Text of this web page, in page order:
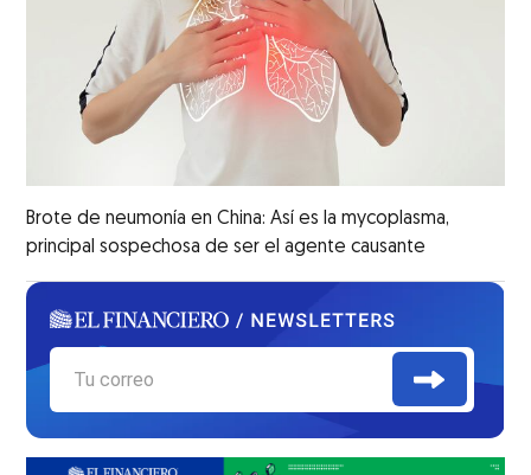
Brote de neumonía en China: Así es la mycoplasma,
principal sospechosa de ser el agente causante